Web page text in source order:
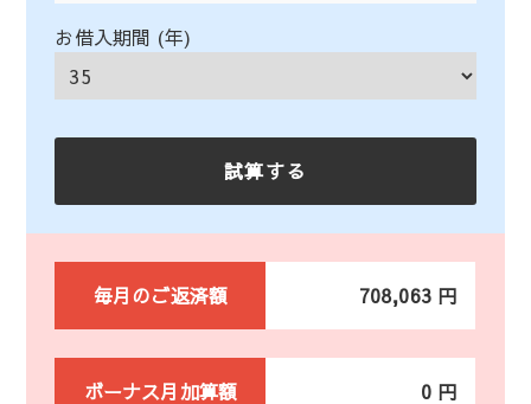
お借入期間 (年)
毎月のご返済額 708,063 円
ボーナス月加算額 0 円